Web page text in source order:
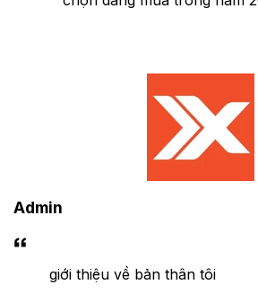
Admin
giới thiệu về bản thân tôi